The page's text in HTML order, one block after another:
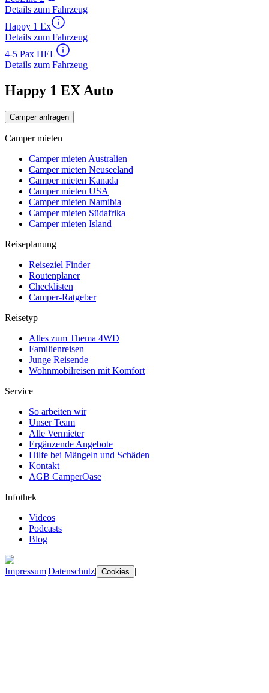
Details zum Fahrzeug
Happy 1 Ex
Details zum Fahrzeug
4-5 Pax HEL
Details zum Fahrzeug
Happy 1 EX Auto
Camper anfragen
Camper mieten
Camper mieten Australien
Camper mieten Neuseeland
Camper mieten Kanada
Camper mieten USA
Camper mieten Namibia
Camper mieten Südafrika
Camper mieten Island
Reiseplanung
Reiseziel Finder
Routenplaner
Checklisten
Camper-Ratgeber
Reisetyp
Alles zum Thema 4WD
Familienreisen
Junge Reisende
Wohnmobilreisen mit Komfort
Service
So arbeiten wir
Unser Team
Alle Vermieter
Ergänzende Angebote
Hilfe bei Mängeln und Schäden
Kontakt
AGB CamperOase
Infothek
Videos
Podcasts
Blog
Impressum|Datenschutz| Cookies |